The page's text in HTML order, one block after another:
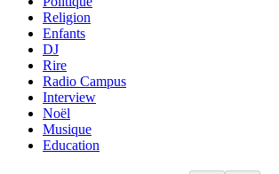
Religion
Enfants
DJ
Rire
Radio Campus
Interview
Noël
Musique
Education